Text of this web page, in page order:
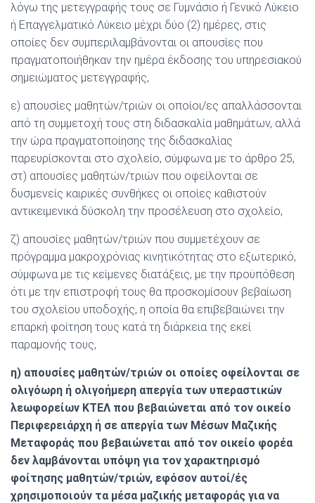
λόγω της μετεγγραφής τους σε Γυμνάσιο ή Γενικό Λύκειο
ή Επαγγελματικό Λύκειο μέχρι δύο (2) ημέρες, στις
οποίες δεν συμπεριλαμβάνονται οι απουσίες που
πραγματοποιήθηκαν την ημέρα έκδοσης του υπηρεσιακού
σημειώματος μετεγγραφής,
ε) απουσίες μαθητών/τριών οι οποίοι/ες απαλλάσσονται
από τη συμμετοχή τους στη διδασκαλία μαθημάτων, αλλά
την ώρα πραγματοποίησης της διδασκαλίας
παρευρίσκονται στο σχολείο, σύμφωνα με το άρθρο 25,
στ) απουσίες μαθητών/τριών που οφείλονται σε
δυσμενείς καιρικές συνθήκες οι οποίες καθιστούν
αντικειμενικά δύσκολη την προσέλευση στο σχολείο,
ζ) απουσίες μαθητών/τριών που συμμετέχουν σε
πρόγραμμα μακροχρόνιας κινητικότητας στο εξωτερικό,
σύμφωνα με τις κείμενες διατάξεις, με την προϋπόθεση
ότι με την επιστροφή τους θα προσκομίσουν βεβαίωση
του σχολείου υποδοχής, η οποία θα επιβεβαιώνει την
επαρκή φοίτηση τους κατά τη διάρκεια της εκεί
παραμονής τους,
η) απουσίες μαθητών/τριών οι οποίες οφείλονται σε
ολιγόωρη ή ολιγοήμερη απεργία των υπεραστικών
λεωφορείων ΚΤΕΛ που βεβαιώνεται από τον οικείο
Περιφερειάρχη ή σε απεργία των Μέσων Μαζικής
Μεταφοράς που βεβαιώνεται από τον οικείο φορέα
δεν λαμβάνονται υπόψη για τον χαρακτηρισμό
φοίτησης μαθητών/τριών, εφόσον αυτοί/ές
χρησιμοποιούν τα μέσα μαζικής μεταφοράς για να